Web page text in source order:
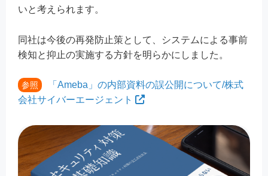
いと考えられます。
同社は今後の再発防止策として、システムによる事前
検知と抑止の実施する方針を明らかにしました。
参照
「Ameba」の内部資料の誤公開について/株式
会社サイバーエージェント